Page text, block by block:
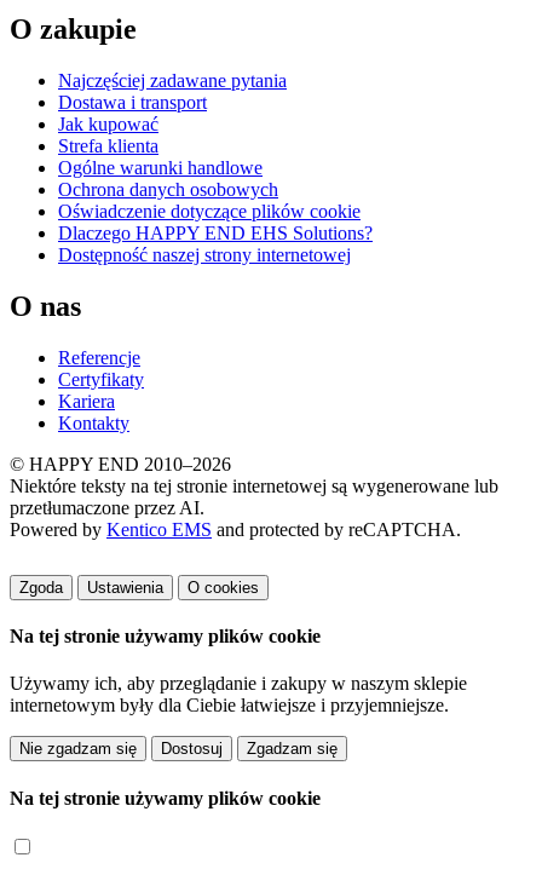
O zakupie
Najczęściej zadawane pytania
Dostawa i transport
Jak kupować
Strefa klienta
Ogólne warunki handlowe
Ochrona danych osobowych
Oświadczenie dotyczące plików cookie
Dlaczego HAPPY END EHS Solutions?
Dostępność naszej strony internetowej
O nas
Referencje
Certyfikaty
Kariera
Kontakty
© HAPPY END 2010–2026
Niektóre teksty na tej stronie internetowej są wygenerowane lub
przetłumaczone przez AI.
Powered by Kentico EMS and protected by reCAPTCHA.
Zgoda Ustawienia O cookies
Na tej stronie używamy plików cookie
Używamy ich, aby przeglądanie i zakupy w naszym sklepie
internetowym były dla Ciebie łatwiejsze i przyjemniejsze.
Dostosuj
Na tej stronie używamy plików cookie